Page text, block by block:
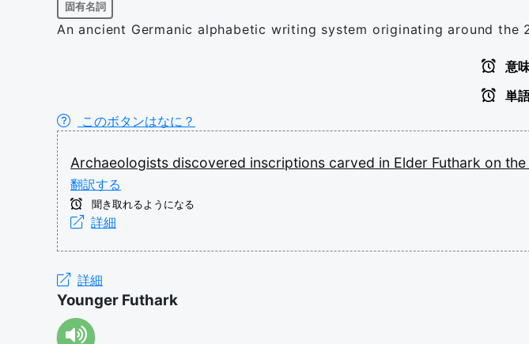
固有名詞
An ancient Germanic alphabetic writing system originating around the
意
単
このボタンはなに？
Archaeologists discovered inscriptions carved in Elder Futhark on the
翻訳する
聞き取れるようになる
詳細
詳細
Younger Futhark